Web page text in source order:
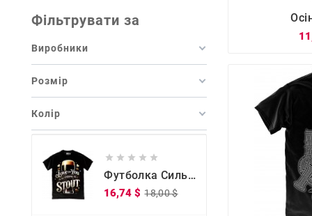
Фільтрувати за
Виробники
Розмір
Колір
    
Футболка Сильна, Як Міцне Кохання
16,74 $ 18,00 $